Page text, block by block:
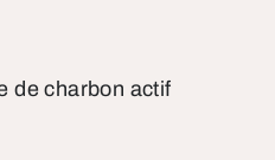
de charbon actif